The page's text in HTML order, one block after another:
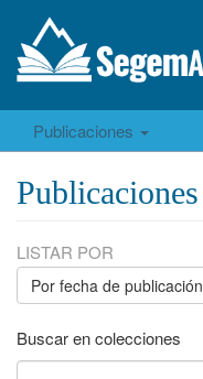
Publicaciones
Publicaciones
LISTAR POR
Por fecha de publicación
Buscar en colecciones